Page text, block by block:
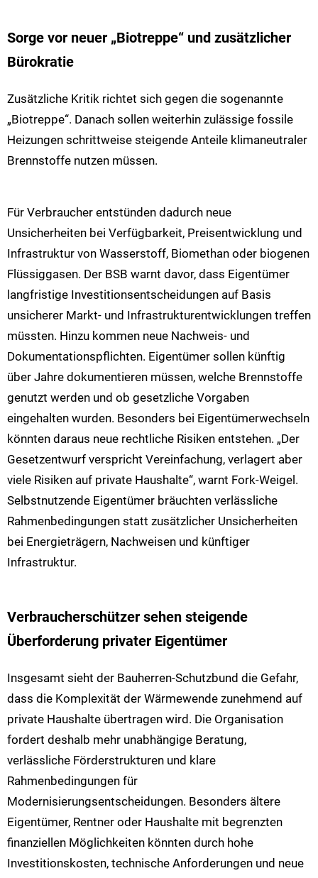
Sorge vor neuer „Biotreppe“ und zusätzlicher
Bürokratie
Zusätzliche Kritik richtet sich gegen die sogenannte
„Biotreppe“. Danach sollen weiterhin zulässige fossile
Heizungen schrittweise steigende Anteile klimaneutraler
Brennstoffe nutzen müssen.
Für Verbraucher entstünden dadurch neue
Unsicherheiten bei Verfügbarkeit, Preisentwicklung und
Infrastruktur von Wasserstoff, Biomethan oder biogenen
Flüssiggasen. Der BSB warnt davor, dass Eigentümer
langfristige Investitionsentscheidungen auf Basis
unsicherer Markt- und Infrastrukturentwicklungen treffen
müssten. Hinzu kommen neue Nachweis- und
Dokumentationspflichten. Eigentümer sollen künftig
über Jahre dokumentieren müssen, welche Brennstoffe
genutzt werden und ob gesetzliche Vorgaben
eingehalten wurden. Besonders bei Eigentümerwechseln
könnten daraus neue rechtliche Risiken entstehen. „Der
Gesetzentwurf verspricht Vereinfachung, verlagert aber
viele Risiken auf private Haushalte“, warnt Fork-Weigel.
Selbstnutzende Eigentümer bräuchten verlässliche
Rahmenbedingungen statt zusätzlicher Unsicherheiten
bei Energieträgern, Nachweisen und künftiger
Infrastruktur.
Verbraucherschützer sehen steigende
Überforderung privater Eigentümer
Insgesamt sieht der Bauherren-Schutzbund die Gefahr,
dass die Komplexität der Wärmewende zunehmend auf
private Haushalte übertragen wird. Die Organisation
fordert deshalb mehr unabhängige Beratung,
verlässliche Förderstrukturen und klare
Rahmenbedingungen für
Modernisierungsentscheidungen. Besonders ältere
Eigentümer, Rentner oder Haushalte mit begrenzten
finanziellen Möglichkeiten könnten durch hohe
Investitionskosten, technische Anforderungen und neue